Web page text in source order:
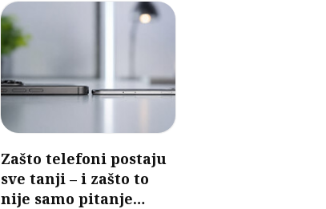
Zašto telefoni postaju
sve tanji – i zašto to
nije samo pitanje